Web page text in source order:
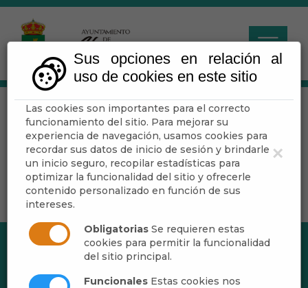
×
Sus opciones en relación al
uso de cookies en este sitio
Las cookies son importantes para el correcto
funcionamiento del sitio. Para mejorar su
experiencia de navegación, usamos cookies para
recordar sus datos de inicio de sesión y brindarle
un inicio seguro, recopilar estadísticas para
optimizar la funcionalidad del sitio y ofrecerle
contenido personalizado en función de sus
intereses.
Obligatorias Se requieren estas
cookies para permitir la funcionalidad
del sitio principal.
Funcionales Estas cookies nos
Escuchar